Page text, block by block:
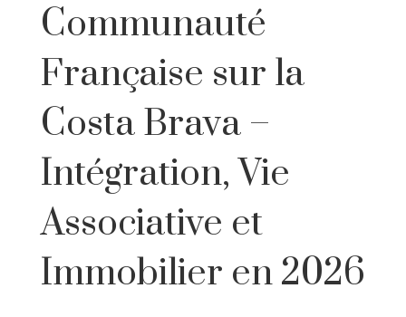
Communauté
Française sur la
Costa Brava –
Intégration, Vie
Associative et
Immobilier en 2026